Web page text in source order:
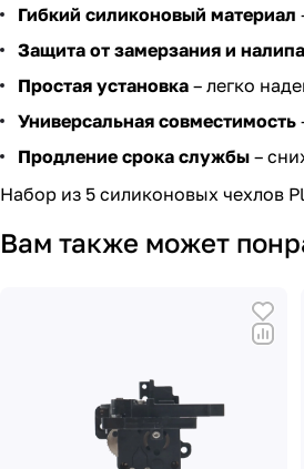
Гибкий силиконовый материал
Защита от замерзания и
Простая установка – легко
Универсальная совместимость
Продление срока службы –
Набор из 5 силиконовых чехлов
Вам также может